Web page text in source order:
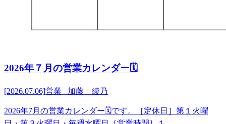
2026年７月の営業カレンダー🗓️
[2026.07.06]営業 加藤 綾乃
2026年7月の営業カレンダー🗓️です。［定休日］第１火曜